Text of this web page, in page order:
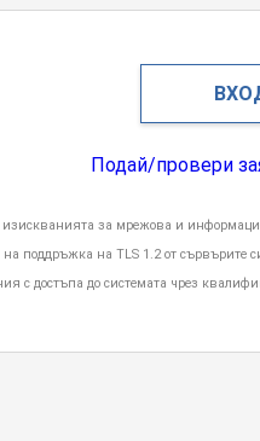
Подай/провери
за мрежова и
поддръжка на TLS 1.2 от сървърите
с достъпа до системата чрез